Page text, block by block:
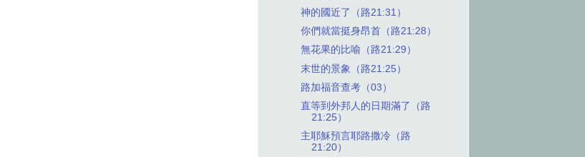
神的國近了（路21:31）
你們就當挺身昂首（路21:28）
無花果的比喻（路21:29）
末世的景象（路21:25）
路加福音查考（03）
直等到外邦人的日期滿了（路
21:25）
主耶穌預言耶路撒冷（路
21:20）